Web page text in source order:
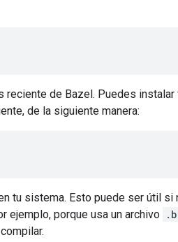
de Bazel. Puedes
de la siguiente manera:
tu sistema. Esto puede ser útil si
ejemplo, porque usa un archivo